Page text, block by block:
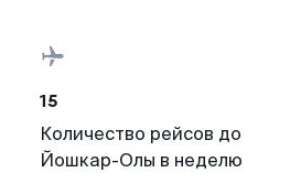
15
Количество рейсов до
Йошкар-Олы в неделю